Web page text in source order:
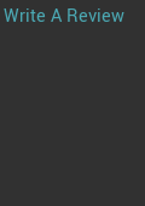
Write A Review